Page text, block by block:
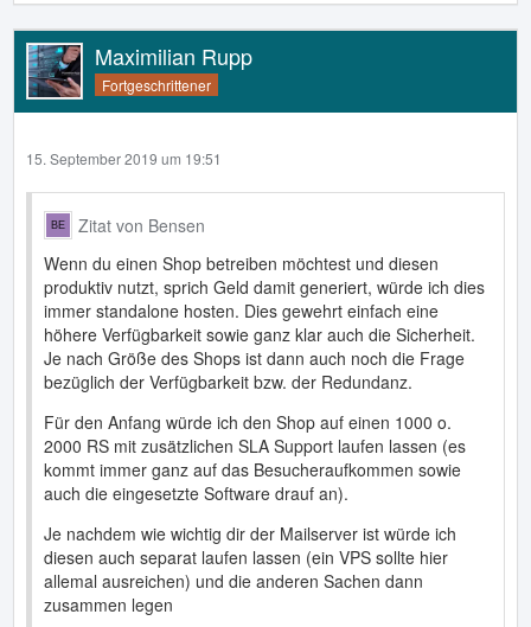
Maximilian Rupp
Fortgeschrittener
15. September 2019 um 19:51
Zitat von Bensen
Wenn du einen Shop betreiben möchtest und diesen
produktiv nutzt, sprich Geld damit generiert, würde ich dies
immer standalone hosten. Dies gewehrt einfach eine
höhere Verfügbarkeit sowie ganz klar auch die Sicherheit.
Je nach Größe des Shops ist dann auch noch die Frage
bezüglich der Verfügbarkeit bzw. der Redundanz.
Für den Anfang würde ich den Shop auf einen 1000 o.
2000 RS mit zusätzlichen SLA Support laufen lassen (es
kommt immer ganz auf das Besucheraufkommen sowie
auch die eingesetzte Software drauf an).
Je nachdem wie wichtig dir der Mailserver ist würde ich
diesen auch separat laufen lassen (ein VPS sollte hier
allemal ausreichen) und die anderen Sachen dann
zusammen legen